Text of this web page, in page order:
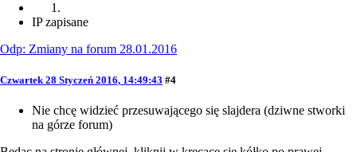
IP zapisane
Odp: Zmiany na forum 28.01.2016
Czwartek 28 Styczeń 2016, 14:49:43 #4
Nie chcę widzieć przesuwającego się slajdera (dziwne stworki
na górze forum)